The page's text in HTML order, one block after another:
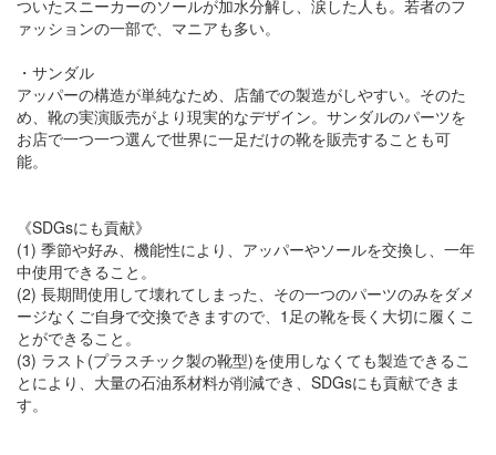
ついたスニーカーのソールが加水分解し、涙した人も。若者のフ
ァッションの一部で、マニアも多い。
・サンダル
アッパーの構造が単純なため、店舗での製造がしやすい。そのた
め、靴の実演販売がより現実的なデザイン。サンダルのパーツを
お店で一つ一つ選んで世界に一足だけの靴を販売することも可
能。
《SDGsにも貢献》
(1) 季節や好み、機能性により、アッパーやソールを交換し、一年
中使用できること。
(2) 長期間使用して壊れてしまった、その一つのパーツのみをダメ
ージなくご自身で交換できますので、1足の靴を長く大切に履くこ
とができること。
(3) ラスト(プラスチック製の靴型)を使用しなくても製造できるこ
とにより、大量の石油系材料が削減でき、SDGsにも貢献できま
す。